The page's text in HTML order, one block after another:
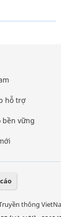
hỗ trợ
bền vững
thông